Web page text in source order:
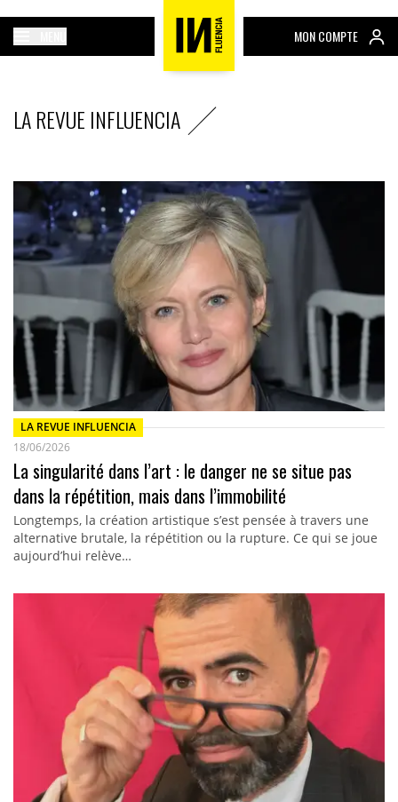
MON COMPTE
LA REVUE INFLUENCIA
LA REVUE INFLUENCIA
18/06/2026
La singularité dans l’art : le danger ne se situe pas
dans la répétition, mais dans l’immobilité
Longtemps, la création artistique s’est pensée à travers une
alternative brutale, la répétition ou la rupture. Ce qui se joue
aujourd’hui relève…